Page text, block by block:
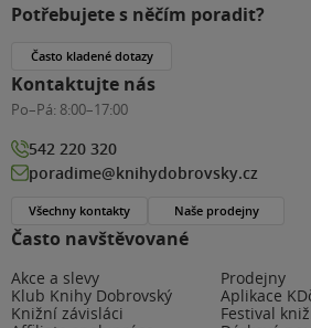
Často navštěvované
Akce a slevy
Prodejny
Klub Knihy Dobrovský
Aplikace
Knižní závisláci
Festival
Potřebujete s něčím poradit?
Často kladené dotazy
Kontaktujte nás
Po–Pá: 8:00–17:00
542 220 320
poradime@knihydobrovsky.cz
Všechny kontakty Naše prodejny